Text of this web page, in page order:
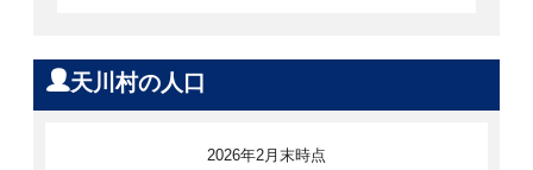
天川村の人口
2026年2月末時点